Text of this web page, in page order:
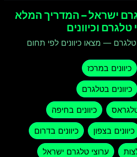
ישראל – המדריך המלא
טלגרם וכיוונים
טלגרם — מצאו כיוונים לפי תחום
כיוונים במרכז
כיוונים בטלגרם
כיוונים בחיפה
כיוונים בצפון כיוונים בדרום
ערוצי טלגרם ישראל